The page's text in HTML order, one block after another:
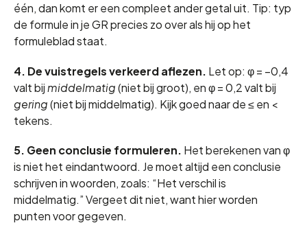
één, dan komt er een compleet ander getal uit. Tip: typ
de formule in je GR precies zo over als hij op het
formuleblad staat.
4. De vuistregels verkeerd aflezen. Let op: φ = −0,4
valt bijmiddelmatig(niet bij groot), en φ = 0,2 valt bij
gering(niet bij middelmatig). Kijk goed naar de ≤ en <
tekens.
5. Geen conclusie formuleren. Het berekenen van φ
is niet het eindantwoord. Je moet altijd een conclusie
schrijven in woorden, zoals: “Het verschil is
middelmatig.” Vergeet dit niet, want hier worden
punten voor gegeven.